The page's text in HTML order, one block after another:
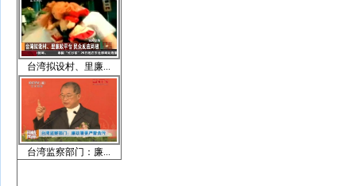
台湾拟设村、里廉...
台湾监察部门：廉...